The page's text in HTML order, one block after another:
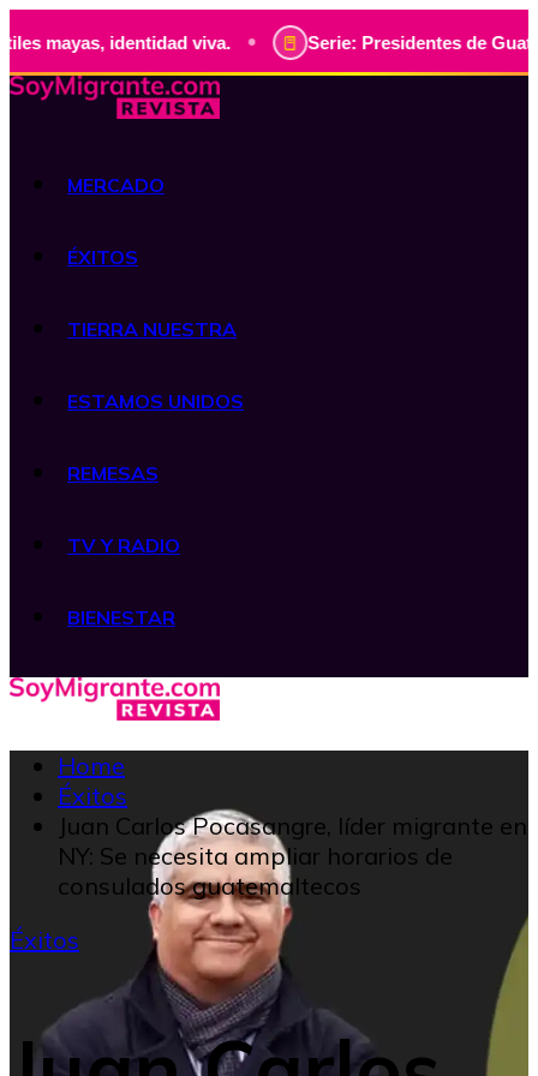
identidad viva. • Serie: Presidentes de Guatemala,
MERCADO
ÉXITOS
TIERRA NUESTRA
ESTAMOS UNIDOS
REMESAS
TV Y RADIO
BIENESTAR
Home
Éxitos
Juan Carlos Pocasangre, líder migrante en
NY: Se necesita ampliar horarios de
consulados guatemaltecos
Éxitos